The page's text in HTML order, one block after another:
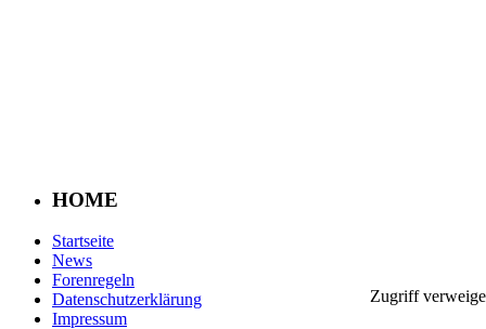
HOME
Startseite
News
Forenregeln
Datenschutzerklärung
Impressum
Zugriff